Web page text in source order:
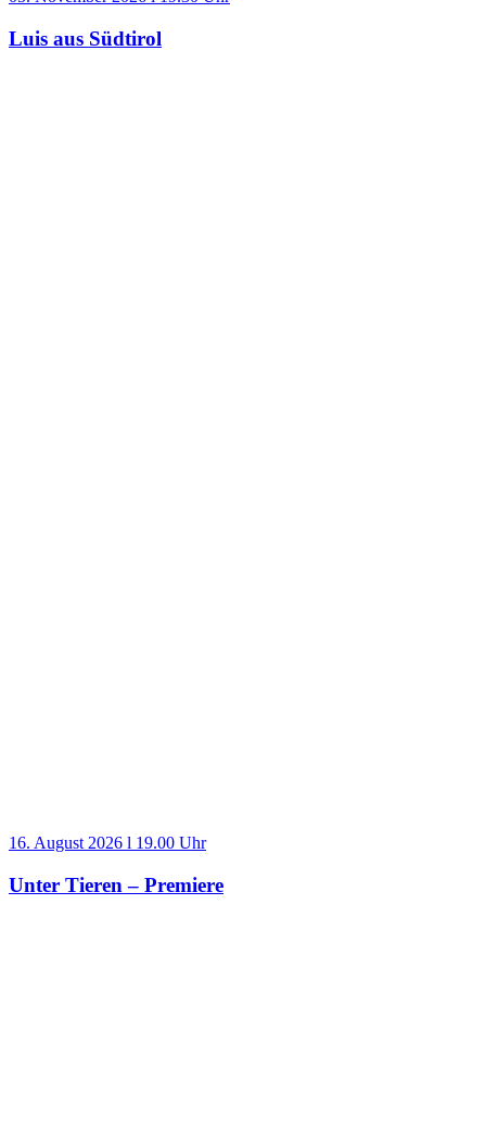
Luis aus Südtirol
16. August 2026 l 19.00 Uhr
Unter Tieren – Premiere